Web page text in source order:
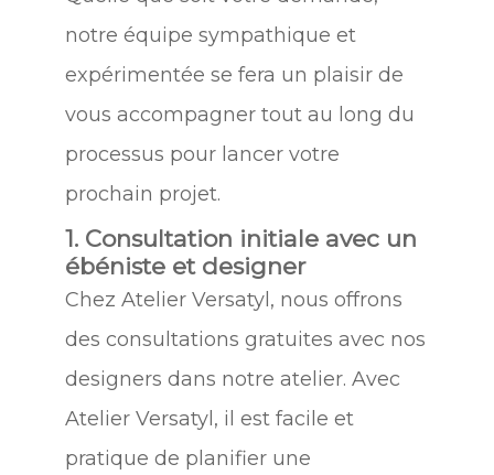
notre équipe sympathique et
expérimentée se fera un plaisir de
vous accompagner tout au long du
processus pour lancer votre
prochain projet.
1. Consultation initiale avec un
ébéniste et designer
Chez Atelier Versatyl, nous offrons
des consultations gratuites avec nos
designers dans notre atelier. Avec
Atelier Versatyl, il est facile et
pratique de planifier une